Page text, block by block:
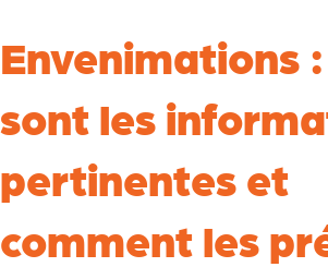
Envenimations
sont les
pertinentes et
comment les